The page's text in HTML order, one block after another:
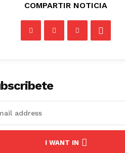
COMPARTIR NOTICIA
I WANT IN